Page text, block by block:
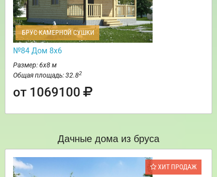
БРУС КАМЕРНОЙ СУШКИ
№84 Дом 8х6
Размер: 6х8 м
Общая площадь: 32.82
от 1069100
Дачные дома из бруса
ХИТ ПРОДАЖ